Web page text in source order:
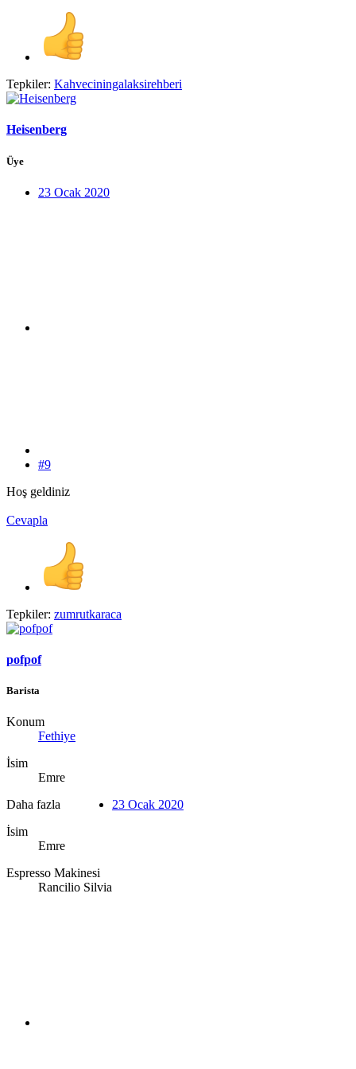
Tepkiler: Kahveciningalaksirehberi
Heisenberg
Üye
23 Ocak 2020
#9
Hoş geldiniz
Cevapla
Tepkiler: zumrutkaraca
pofpof
Barista
Konum
Fethiye
İsim
Emre
Daha fazla
İsim
Emre
Espresso Makinesi
Rancilio Silvia
23 Ocak 2020